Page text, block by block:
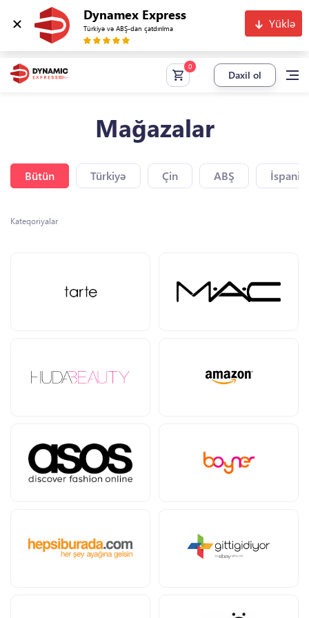
Dynamex Express
Türkiyə və ABŞ-dan çatdırılma Yüklə
Daxil ol
Mağazalar
Bütün Türkiyə Çin ABŞ
Kateqoriyalar